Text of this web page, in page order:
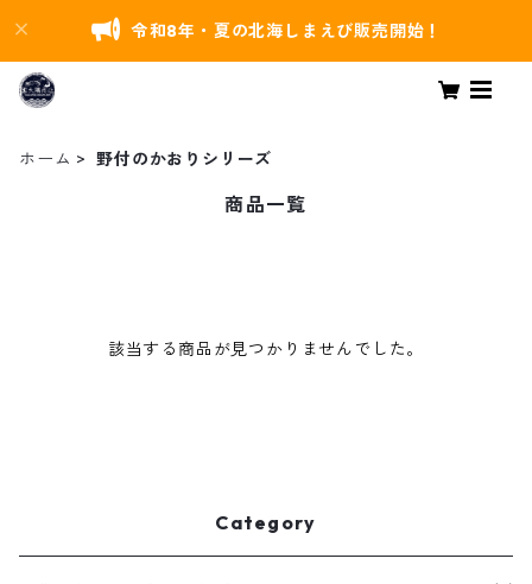
令和8年・夏の北海しまえび販売開始！
ホーム 野付のかおりシリーズ
商品一覧
該当する商品が見つかりませんでした。
Category